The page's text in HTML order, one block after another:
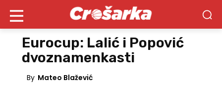
Eurocup: Lalić i Popović
dvoznamenkasti
By Mateo Blažević